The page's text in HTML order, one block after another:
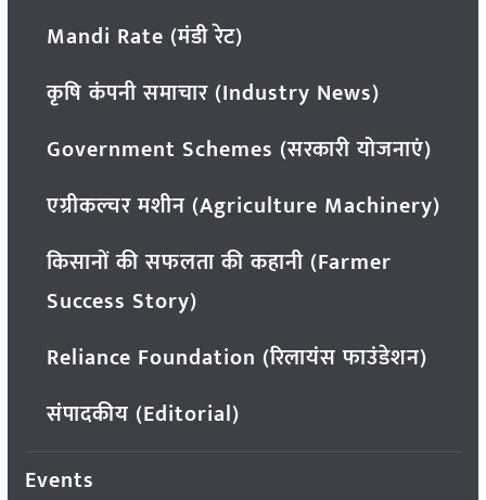
Mandi Rate (मंडी रेट)
कृषि कंपनी समाचार (Industry News)
Government Schemes (सरकारी योजनाएं)
एग्रीकल्चर मशीन (Agriculture Machinery)
किसानों की सफलता की कहानी (Farmer
Success Story)
Reliance Foundation (रिलायंस फाउंडेशन)
संपादकीय (Editorial)
Events